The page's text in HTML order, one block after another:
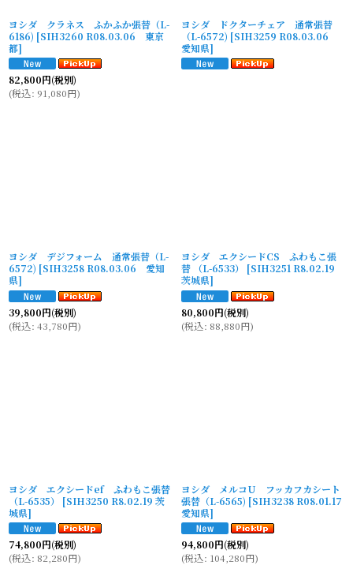
ヨシダ クラネス ふかふか張替（L-
6186) [SIH3260 R08.03.06 東京
都]
82,800円(税別)
(税込: 91,080円)
ヨシダ ドクターチェア 通常張替
（L-6572) [SIH3259 R08.03.06
愛知県]
ヨシダ デジフォーム 通常張替（L-
6572) [SIH3258 R08.03.06 愛知
県]
39,800円(税別)
(税込: 43,780円)
ヨシダ エクシードCS ふわもこ張
替 （L-6533）
[SIH3251 R8.02.19
茨城県]
80,800円(税別)
(税込: 88,880円)
ヨシダ エクシードef ふわもこ張替
（L-6535）
[SIH3250 R8.02.19 茨
城県]
74,800円(税別)
(税込: 82,280円)
ヨシダ メルコU フッカフカシート
張替（L-6565) [SIH3238 R08.01.17
愛知県]
94,800円(税別)
(税込: 104,280円)